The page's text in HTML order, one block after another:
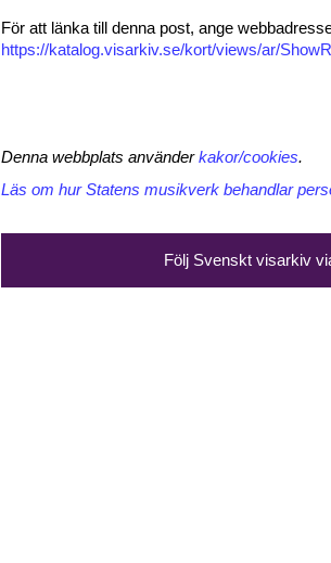
För att länka till denna post, ange
https://katalog.visarkiv.se/kort/views/ar/
Denna webbplats använderkakor/cookies.
Läs om hur Statens musikverk behandlar
Följ Svenskt visarkiv